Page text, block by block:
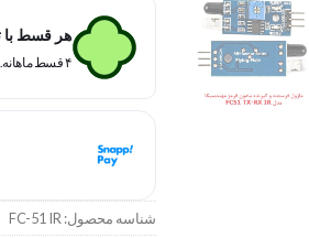
هر قسط
۴ قسط ماهانه. بدون سود، چک و ضامن.
شناسه محصول: FC-51 IR